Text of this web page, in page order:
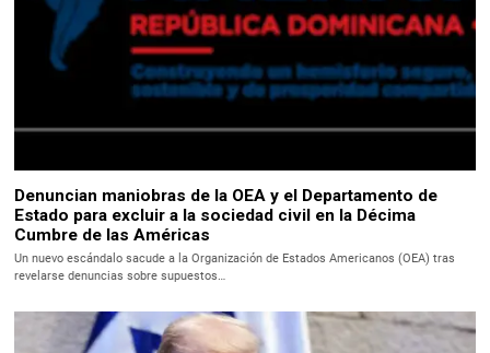
Denuncian maniobras de la OEA y el Departamento de
Estado para excluir a la sociedad civil en la Décima
Cumbre de las Américas
Un nuevo escándalo sacude a la Organización de Estados Americanos (OEA) tras
revelarse denuncias sobre supuestos…